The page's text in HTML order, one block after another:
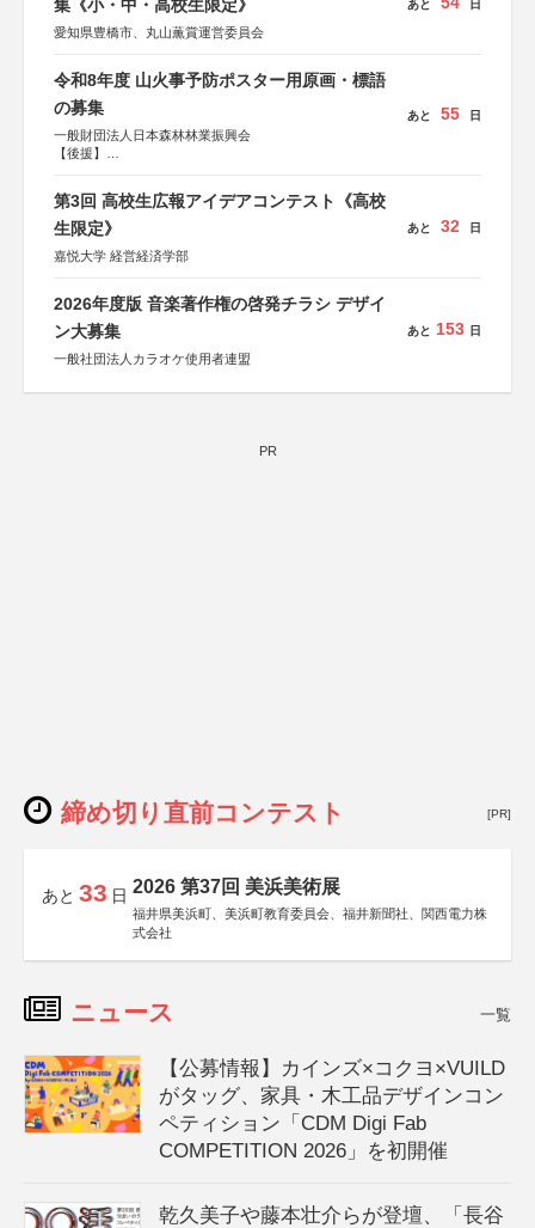
集《小・中・高校生限定》
愛知県豊橋市、丸山薫賞運営委員会
あと 日
令和8年度 山火事予防ポスター用原画・標語
の募集
一般財団法人日本森林林業振興会
【後援】
会、森林火災対策協会
あと 55 日
第3回 高校生広報アイデアコンテスト《高校
生限定》
嘉悦大学 経営経済学部
あと 32 日
2026年度版 音楽著作権の啓発チラシ デザイ
ン大募集
一般社団法人カラオケ使用者連盟
あと 153 日
PR
締め切り直前コンテスト [PR]
あと 33 日 2026 第37回 美浜美術展
福井県美浜町、美浜町教育委員会、福井新聞社、関西電力株
式会社
ニュース 一覧
【公募情報】カインズ×コクヨ×VUILD
がタッグ、家具・木工品デザインコン
ペティション「CDM Digi Fab
COMPETITION 2026」を初開催
乾久美子や藤本壮介らが登壇、「長谷